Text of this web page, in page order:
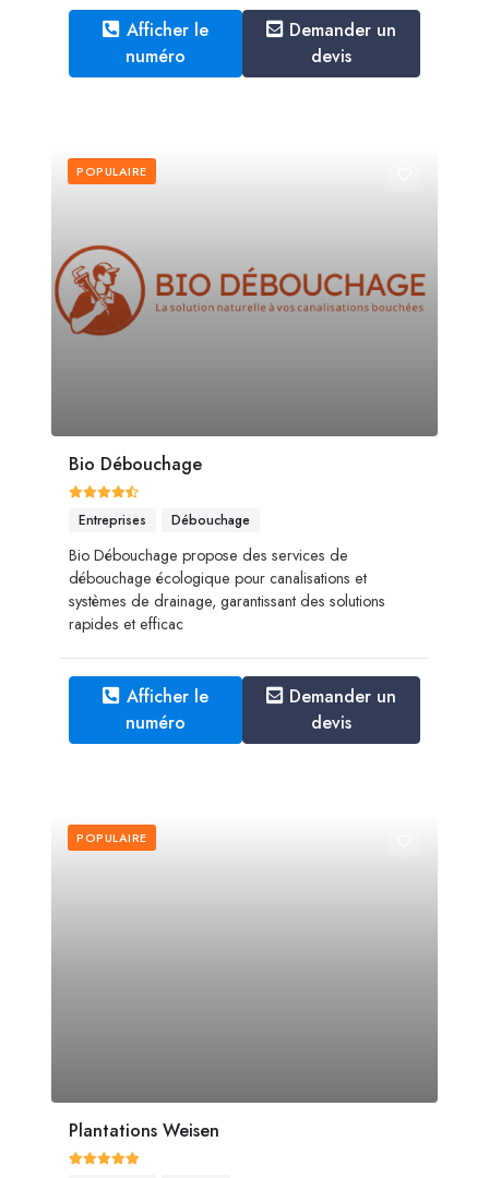
Afficher le
numéro
Demander un
devis
POPULAIRE
Bio Débouchage
Entreprises Débouchage
Bio Débouchage propose des services de
débouchage écologique pour canalisations et
systèmes de drainage, garantissant des solutions
rapides et efficac
Afficher le
numéro
Demander un
devis
POPULAIRE
Plantations Weisen